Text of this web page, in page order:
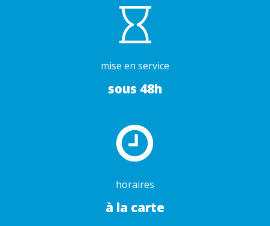
mise en service
sous 48h
horaires
à la carte